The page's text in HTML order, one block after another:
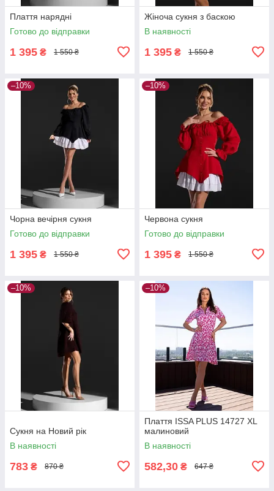
Плаття нарядні
Готово до відправки
1 395 ₴ 1 550 ₴
Жіноча сукня з баскою
В наявності
1 395 ₴ 1 550 ₴
–10%
Чорна вечірня сукня
Готово до відправки
1 395 ₴ 1 550 ₴
–10%
Червона сукня
Готово до відправки
1 395 ₴ 1 550 ₴
–10%
Сукня на Новий рік
В наявності
783 ₴ 870 ₴
–10%
Плаття ISSA PLUS 14727 XL
малиновий
В наявності
582,30 ₴ 647 ₴